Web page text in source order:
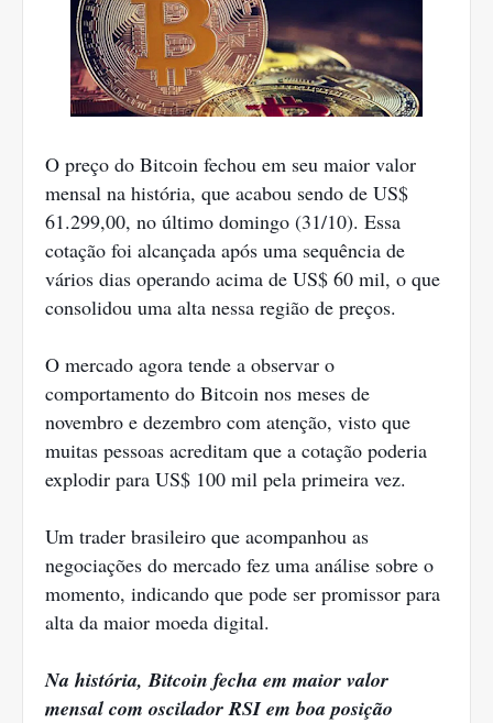
O preço do Bitcoin fechou em seu maior valor
mensal na história, que acabou sendo de US$
61.299,00, no último domingo (31/10). Essa
cotação foi alcançada após uma sequência de
vários dias operando acima de US$ 60 mil, o que
consolidou uma alta nessa região de preços.
O mercado agora tende a observar o
comportamento do Bitcoin nos meses de
novembro e dezembro com atenção, visto que
muitas pessoas acreditam que a cotação poderia
explodir para US$ 100 mil pela primeira vez.
Um trader brasileiro que acompanhou as
negociações do mercado fez uma análise sobre o
momento, indicando que pode ser promissor para
alta da maior moeda digital.
Na história, Bitcoin fecha em maior valor
mensal com oscilador RSI em boa posição